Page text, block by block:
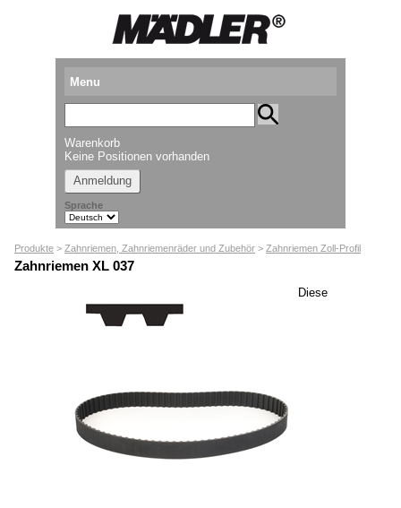
Menu
Standorte
Downloads
Kataloganforderung
Messetermine
Newsletter
Warenkorb
Keine Positionen vorhanden
Anmeldung
Sprache
Produkte > Zahnriemen, Zahnriemenräder und Zubehör > Zahnriemen Zoll-Profil
Zahnriemen XL 037
Diese